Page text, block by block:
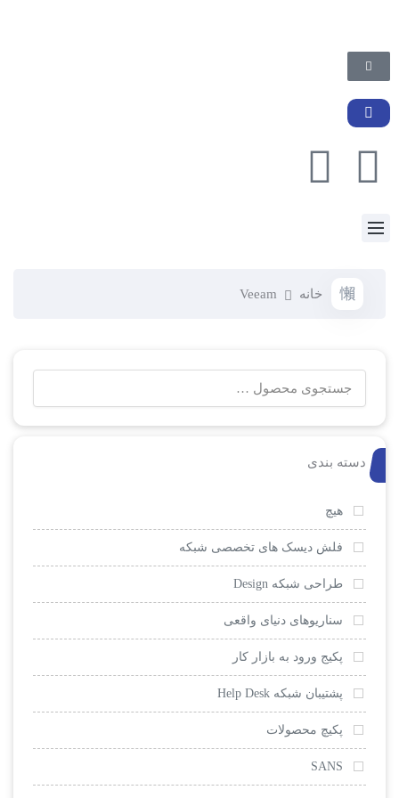
خانه Veeam
دسته بندی
هیچ
فلش دیسک های تخصصی شبکه
طراحی شبکه Design
سناریوهای دنیای واقعی
پکیج ورود به بازار کار
پشتیبان شبکه Help Desk
پکیچ محصولات
SANS